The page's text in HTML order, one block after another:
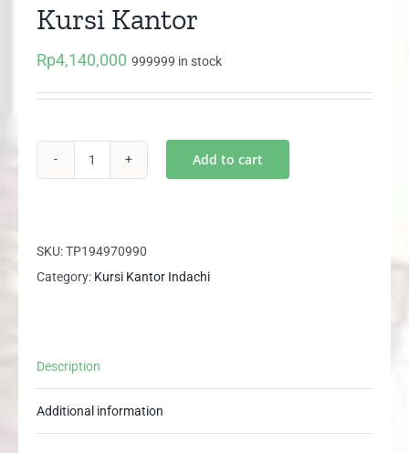
Kursi Kantor
Rp4,140,000 999999 in stock
AL
Indachi
Add to cart
SKU:TP194970990
Category: Kursi Kantor Indachi
Description
Additional information